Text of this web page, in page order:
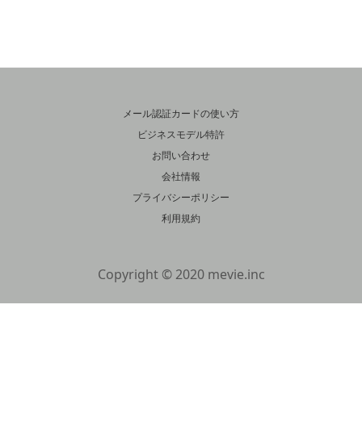
メール認証カードの使い方
ビジネスモデル特許
お問い合わせ
会社情報
プライバシーポリシー
利用規約
Copyright © 2020 mevie.inc